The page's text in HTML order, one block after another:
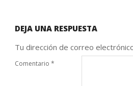
DEJA UNA RESPUESTA
Tu dirección de correo
Comentario *